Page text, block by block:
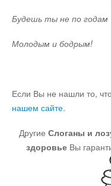
Акции
Мысли
Будешь ты не по годам
Молодым и бодрым!
Если Вы не нашли то,
нашем сайте.
Другие Слоганы и
здоровье Вы